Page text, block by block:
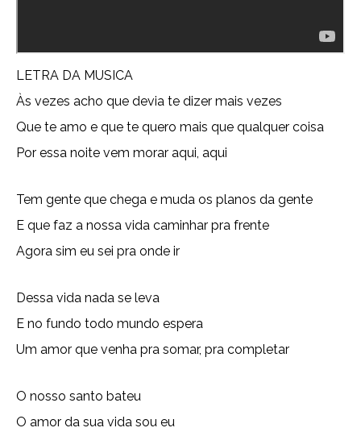
LETRA DA MUSICA
Às vezes acho que devia te dizer mais vezes
Que te amo e que te quero mais que qualquer coisa
Por essa noite vem morar aqui, aqui
Tem gente que chega e muda os planos da gente
E que faz a nossa vida caminhar pra frente
Agora sim eu sei pra onde ir
Dessa vida nada se leva
E no fundo todo mundo espera
Um amor que venha pra somar, pra completar
O nosso santo bateu
O amor da sua vida sou eu